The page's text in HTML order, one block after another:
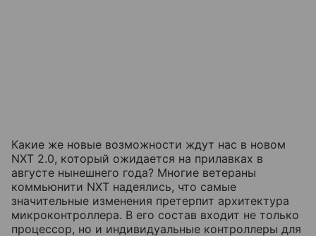
Какие же новые возможности ждут нас в новом
NXT 2.0, который ожидается на прилавках в
августе нынешнего года? Многие ветераны
коммьюнити NXT надеялись, что самые
значительные изменения претерпит архитектура
микроконтроллера. В его состав входит не только
процессор, но и индивидуальные контроллеры для